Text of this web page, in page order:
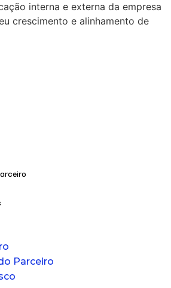
interna e externa da empresa
crescimento e alinhamento de
Parceiro